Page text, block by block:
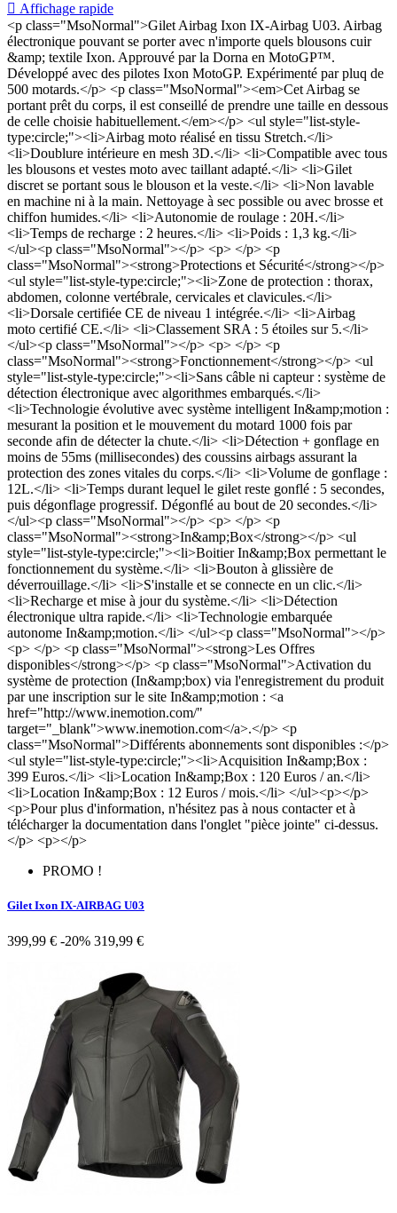
 Affichage rapide
<p class="MsoNormal">Gilet Airbag Ixon IX-Airbag U03. Airbag
électronique pouvant se porter avec n'importe quels blousons cuir
&amp; textile Ixon. Approuvé par la Dorna en MotoGP™.
Développé avec des pilotes Ixon MotoGP. Expérimenté par pluq de
500 motards.</p> <p class="MsoNormal"><em>Cet Airbag se
portant prêt du corps, il est conseillé de prendre une taille en dessous
de celle choisie habituellement.</em></p> <ul style="list-style-
type:circle;"><li>Airbag moto réalisé en tissu Stretch.</li>
<li>Doublure intérieure en mesh 3D.</li> <li>Compatible avec tous
les blousons et vestes moto avec taillant adapté.</li> <li>Gilet
discret se portant sous le blouson et la veste.</li> <li>Non lavable
en machine ni à la main. Nettoyage à sec possible ou avec brosse et
chiffon humides.</li> <li>Autonomie de roulage : 20H.</li>
<li>Temps de recharge : 2 heures.</li> <li>Poids : 1,3 kg.</li>
</ul><p class="MsoNormal"></p> <p> </p> <p
class="MsoNormal"><strong>Protections et Sécurité</strong></p>
<ul style="list-style-type:circle;"><li>Zone de protection : thorax,
abdomen, colonne vertébrale, cervicales et clavicules.</li>
<li>Dorsale certifiée CE de niveau 1 intégrée.</li> <li>Airbag
moto certifié CE.</li> <li>Classement SRA : 5 étoiles sur 5.</li>
</ul><p class="MsoNormal"></p> <p> </p> <p
class="MsoNormal"><strong>Fonctionnement</strong></p> <ul
style="list-style-type:circle;"><li>Sans câble ni capteur : système de
détection électronique avec algorithmes embarqués.</li>
<li>Technologie évolutive avec système intelligent In&amp;motion :
mesurant la position et le mouvement du motard 1000 fois par
seconde afin de détecter la chute.</li> <li>Détection + gonflage en
moins de 55ms (millisecondes) des coussins airbags assurant la
protection des zones vitales du corps.</li> <li>Volume de gonflage :
12L.</li> <li>Temps durant lequel le gilet reste gonflé : 5 secondes,
puis dégonflage progressif. Dégonflé au bout de 20 secondes.</li>
</ul><p class="MsoNormal"></p> <p> </p> <p
class="MsoNormal"><strong>In&amp;Box</strong></p> <ul
style="list-style-type:circle;"><li>Boitier In&amp;Box permettant le
fonctionnement du système.</li> <li>Bouton à glissière de
déverrouillage.</li> <li>S'installe et se connecte en un clic.</li>
<li>Recharge et mise à jour du système.</li> <li>Détection
électronique ultra rapide.</li> <li>Technologie embarquée
autonome In&amp;motion.</li> </ul><p class="MsoNormal"></p>
<p> </p> <p class="MsoNormal"><strong>Les Offres
disponibles</strong></p> <p class="MsoNormal">Activation du
système de protection (In&amp;box) via l'enregistrement du produit
par une inscription sur le site In&amp;motion : <a
href="http://www.inemotion.com/"
target="_blank">www.inemotion.com</a>.</p> <p
class="MsoNormal">Différents abonnements sont disponibles :</p>
<ul style="list-style-type:circle;"><li>Acquisition In&amp;Box :
399 Euros.</li> <li>Location In&amp;Box : 120 Euros / an.</li>
<li>Location In&amp;Box : 12 Euros / mois.</li> </ul><p></p>
<p>Pour plus d'information, n'hésitez pas à nous contacter et à
télécharger la documentation dans l'onglet "pièce jointe" ci-dessus.
</p> <p></p>
PROMO !
Gilet Ixon IX-AIRBAG U03
399,99 € -20% 319,99 €